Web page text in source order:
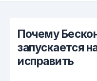
Почему
запускается
исправить